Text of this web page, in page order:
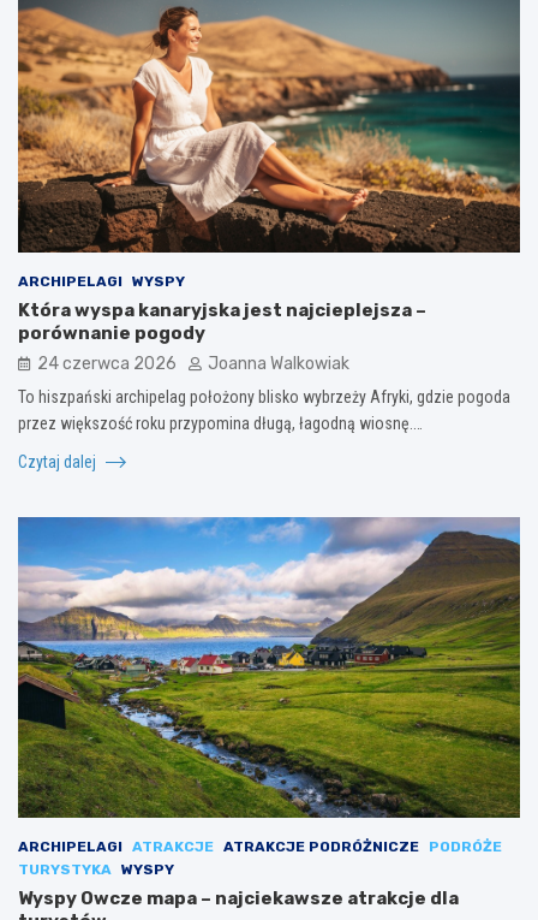
ARCHIPELAGI WYSPY
Która wyspa kanaryjska jest najcieplejsza –
porównanie pogody
24 czerwca 2026 Joanna Walkowiak
To hiszpański archipelag położony blisko wybrzeży Afryki, gdzie pogoda
przez większość roku przypomina długą, łagodną wiosnę.…
Czytaj dalej
ARCHIPELAGI ATRAKCJE ATRAKCJE PODRÓŻNICZE
PODRÓŻE
TURYSTYKA WYSPY
Wyspy Owcze mapa – najciekawsze atrakcje dla